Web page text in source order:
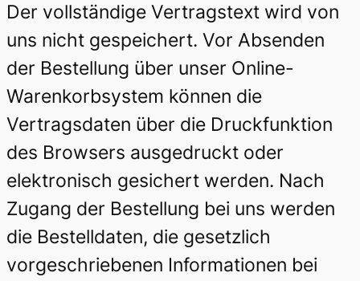
Der vollständige Vertragstext wird von
uns nicht gespeichert. Vor Absenden
der Bestellung über unser Online-
Warenkorbsystem können die
Vertragsdaten über die Druckfunktion
des Browsers ausgedruckt oder
elektronisch gesichert werden. Nach
Zugang der Bestellung bei uns werden
die Bestelldaten, die gesetzlich
vorgeschriebenen Informationen bei